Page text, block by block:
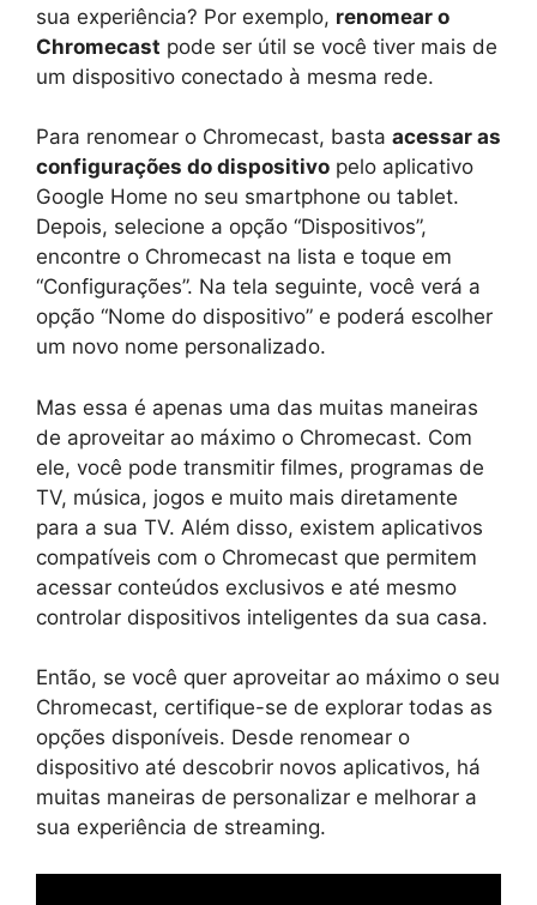
sua experiência? Por exemplo, renomear o
Chromecast pode ser útil se você tiver mais de
um dispositivo conectado à mesma rede.
Para renomear o Chromecast, basta acessar as
configurações do dispositivo pelo aplicativo
Google Home no seu smartphone ou tablet.
Depois, selecione a opção “Dispositivos”,
encontre o Chromecast na lista e toque em
“Configurações”. Na tela seguinte, você verá a
opção “Nome do dispositivo” e poderá escolher
um novo nome personalizado.
Mas essa é apenas uma das muitas maneiras
de aproveitar ao máximo o Chromecast. Com
ele, você pode transmitir filmes, programas de
TV, música, jogos e muito mais diretamente
para a sua TV. Além disso, existem aplicativos
compatíveis com o Chromecast que permitem
acessar conteúdos exclusivos e até mesmo
controlar dispositivos inteligentes da sua casa.
Então, se você quer aproveitar ao máximo o seu
Chromecast, certifique-se de explorar todas as
opções disponíveis. Desde renomear o
dispositivo até descobrir novos aplicativos, há
muitas maneiras de personalizar e melhorar a
sua experiência de streaming.